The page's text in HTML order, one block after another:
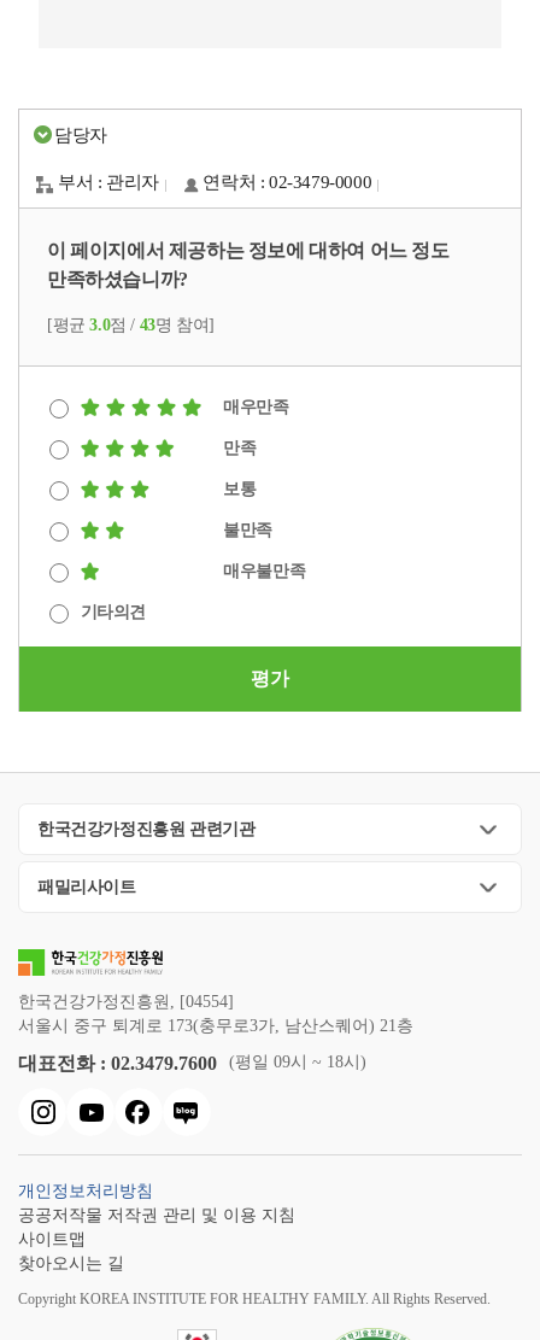
담당자
부서 : 관리자 연락처 : 02-3479-0000
이 페이지에서 제공하는 정보에 대하여 어느 정도
만족하셨습니까?
[평균3.0점 / 43명 참여]
매우만족
만족
보통
불만족
매우불만족
기타의견
평가
한국건강가정진흥원 관련기관
패밀리사이트
한국건강가정진흥원, [04554]
서울시 중구 퇴계로 173(충무로3가, 남산스퀘어) 21층
대표전화 : 02.3479.7600 (평일 09시 ~ 18시)
개인정보처리방침
공공저작물 저작권 관리 및 이용 지침
사이트맵
찾아오시는 길
Copyright KOREA INSTITUTE FOR HEALTHY FAMILY. All Rights Reserved.